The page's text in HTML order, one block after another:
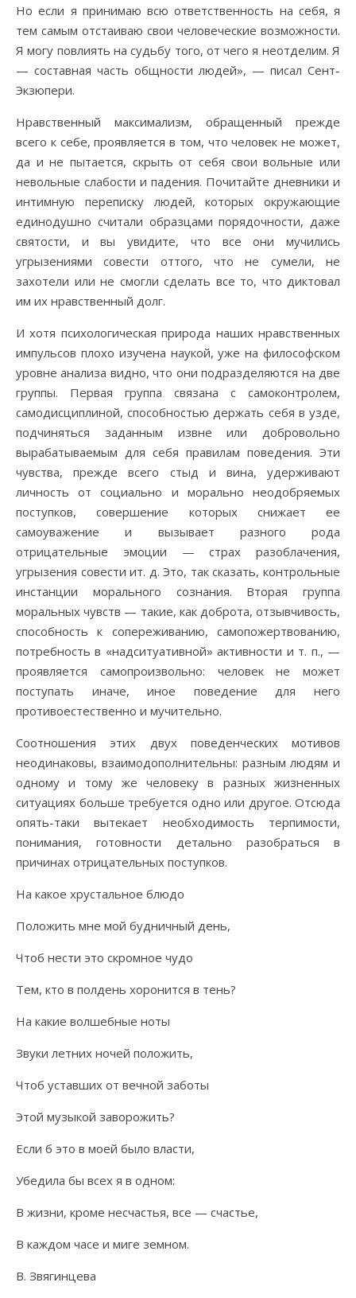
Но если я принимаю всю ответственность на себя, я
тем самым отстаиваю свои человеческие возможности.
Я могу повлиять на судьбу того, от чего я неотделим. Я
— составная часть общности людей», — писал Сент-
Экзюпери.
Нравственный максимализм, обращенный прежде
всего к себе, проявляется в том, что человек не может,
да и не пытается, скрыть от себя свои вольные или
невольные слабости и падения. Почитайте дневники и
интимную переписку людей, которых окружающие
единодушно считали образцами порядочности, даже
святости, и вы увидите, что все они мучились
угрызениями совести оттого, что не сумели, не
захотели или не смогли сделать все то, что диктовал
им их нравственный долг.
И хотя психологическая природа наших нравственных
импульсов плохо изучена наукой, уже на философском
уровне анализа видно, что они подразделяются на две
группы. Первая группа связана с самоконтролем,
самодисциплиной, способностью держать себя в узде,
подчиняться заданным извне или добровольно
вырабатываемым для себя правилам поведения. Эти
чувства, прежде всего стыд и вина, удерживают
личность от социально и морально неодобряемых
поступков, совершение которых снижает ее
самоуважение и вызывает разного рода
отрицательные эмоции — страх разоблачения,
угрызения совести ит. д. Это, так сказать, контрольные
инстанции морального сознания. Вторая группа
моральных чувств — такие, как доброта, отзывчивость,
способность к сопереживанию, самопожертвованию,
потребность в «надситуативной» активности и т. п., —
проявляется самопроизвольно: человек не может
поступать иначе, иное поведение для него
противоестественно и мучительно.
Соотношения этих двух поведенческих мотивов
неодинаковы, взаимодополнительны: разным людям и
одному и тому же человеку в разных жизненных
ситуациях больше требуется одно или другое. Отсюда
опять-таки вытекает необходимость терпимости,
понимания, готовности детально разобраться в
причинах отрицательных поступков.
На какое хрустальное блюдо
Положить мне мой будничный день,
Чтоб нести это скромное чудо
Тем, кто в полдень хоронится в тень?
На какие волшебные ноты
Звуки летних ночей положить,
Чтоб уставших от вечной заботы
Этой музыкой заворожить?
Если б это в моей было власти,
Убедила бы всех я в одном:
В жизни, кроме несчастья, все — счастье,
В каждом часе и миге земном.
В. Звягинцева